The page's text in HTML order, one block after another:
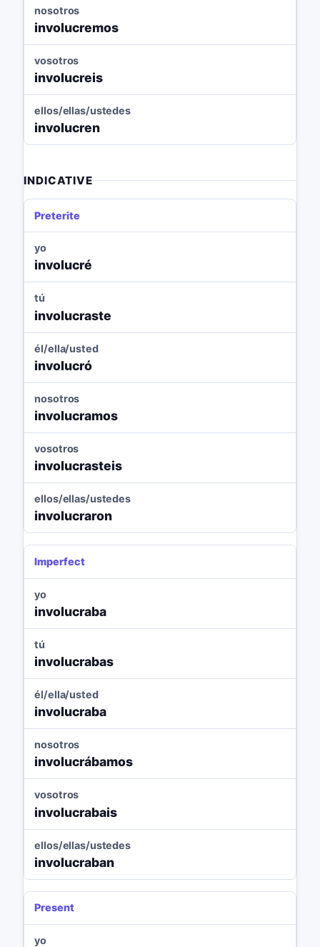
nosotros
involucremos
vosotros
involucreis
ellos/ellas/ustedes
involucren
INDICATIVE
Preterite
yo
involucré
tú
involucraste
él/ella/usted
involucró
nosotros
involucramos
vosotros
involucrasteis
ellos/ellas/ustedes
involucraron
Imperfect
yo
involucraba
tú
involucrabas
él/ella/usted
involucraba
nosotros
involucrábamos
vosotros
involucrabais
ellos/ellas/ustedes
involucraban
Present
yo